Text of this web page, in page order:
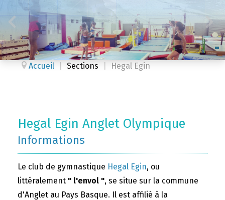
Accueil Sections Hegal Egin
Hegal Egin Anglet Olympique
Informations
Le club de gymnastique Hegal Egin, ou
littéralement " l'envol ", se situe sur la commune
d'Anglet au Pays Basque. Il est affilié à la